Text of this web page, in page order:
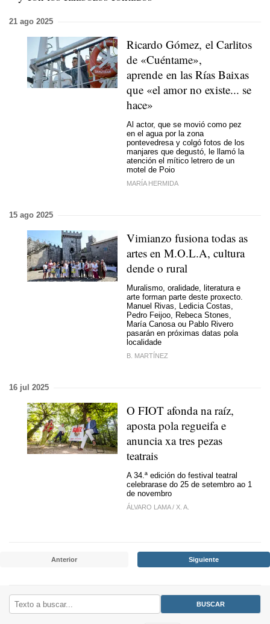
21 ago 2025
Ricardo Gómez, el Carlitos
de «Cuéntame»,
aprende en las Rías Baixas
que «el amor no existe... se
hace»
Al actor, que se movió como pez
en el agua por la zona
pontevedresa y colgó fotos de los
manjares que degustó, le llamó la
atención el mítico letrero de un
motel de Poio
MARÍA HERMIDA
15 ago 2025
Vimianzo fusiona todas as
artes en M.O.L.A, cultura
dende o rural
Muralismo, oralidade, literatura e
arte forman parte deste proxecto.
Manuel Rivas, Ledicia Costas,
Pedro Feijoo, Rebeca Stones,
María Canosa ou Pablo Rivero
pasarán en próximas datas pola
localidade
B. MARTÍNEZ
16 jul 2025
O FIOT afonda na raíz,
aposta pola regueifa e
anuncia xa tres pezas
teatrais
A 34.ª edición do festival teatral
celebrarase do 25 de setembro ao 1
de novembro
ÁLVARO LAMA/ X. A.
Anterior Siguiente